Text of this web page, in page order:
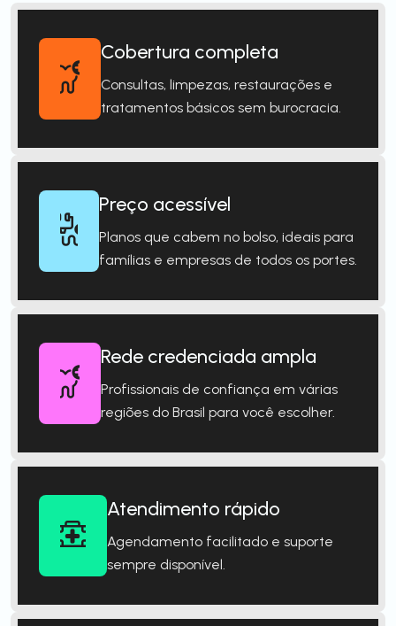
Cobertura completa
Consultas, limpezas, restaurações e
tratamentos básicos sem burocracia.
Preço acessível
Planos que cabem no bolso, ideais para
famílias e empresas de todos os portes.
Rede credenciada ampla
Profissionais de confiança em várias
regiões do Brasil para você escolher.
Atendimento rápido
Agendamento facilitado e suporte
sempre disponível.